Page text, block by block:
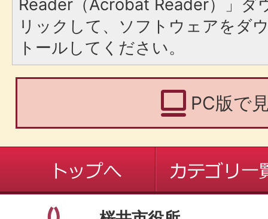
Reader（Acrobat Reader）」ダ
リックして、ソフトウェアをダ
トールしてください。
PC版で